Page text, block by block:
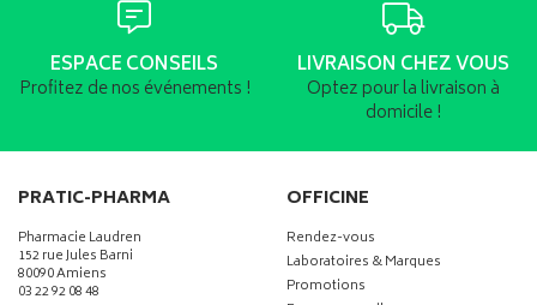
ESPACE CONSEILS
Profitez de nos événements !
LIVRAISON CHEZ VOUS
Optez pour la livraison à
domicile !
PRATIC-PHARMA
Pharmacie Laudren
152 rue Jules Barni
80090 Amiens
03 22 92 08 48
OFFICINE
Rendez-vous
Laboratoires & Marques
Promotions